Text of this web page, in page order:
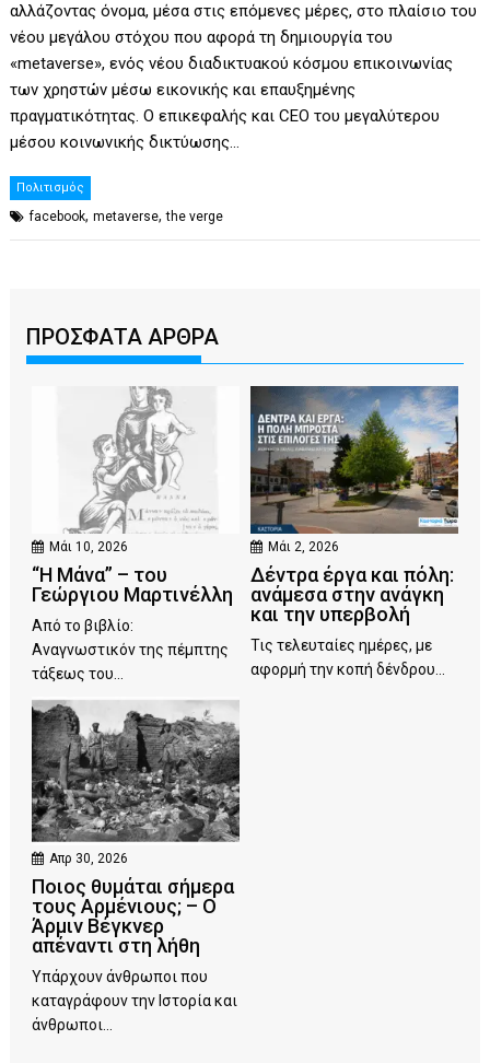
αλλάζοντας όνομα, μέσα στις επόμενες μέρες, στο πλαίσιο του
νέου μεγάλου στόχου που αφορά τη δημιουργία του
«metaverse», ενός νέου διαδικτυακού κόσμου επικοινωνίας
των χρηστών μέσω εικονικής και επαυξημένης
πραγματικότητας. Ο επικεφαλής και CEO του μεγαλύτερου
μέσου κοινωνικής δικτύωσης…
Πολιτισμός
facebook,metaverse,the verge
ΠΡΟΣΦΑΤΑ ΑΡΘΡΑ
Μάι 10, 2026
“Η Μάνα” – του
Γεώργιου Μαρτινέλλη
Από το βιβλίο:
Αναγνωστικόν της πέμπτης
τάξεως του...
Μάι 2, 2026
Δέντρα έργα και πόλη:
ανάμεσα στην ανάγκη
και την υπερβολή
Τις τελευταίες ημέρες, με
αφορμή την κοπή δένδρου...
Απρ 30, 2026
Ποιος θυμάται σήμερα
τους Αρμένιους; – Ο
Άρμιν Βέγκνερ
απέναντι στη λήθη
Υπάρχουν άνθρωποι που
καταγράφουν την Ιστορία και
άνθρωποι...